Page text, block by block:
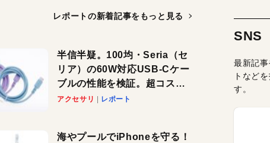
レポートの新着記事をもっと見る
半信半疑。100均・Seria（セ
リア）の60W対応USB-Cケー
ブルの性能を検証。超コスパ
の1本を発見か？
アクセサリ レポート
海やプールでiPhoneを守る！
SNS
最新記
トなど
す。